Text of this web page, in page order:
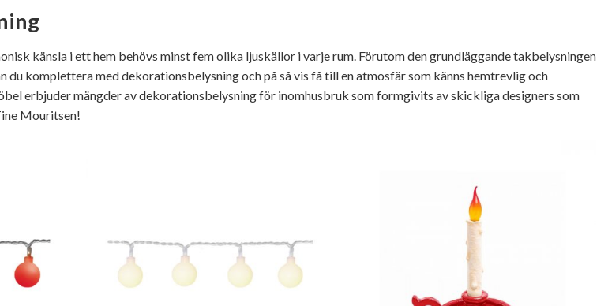
känsla i ett hem behövs minst fem olika ljuskällor i varje rum. Förutom den grundläggande takbelysningen
du komplettera med dekorationsbelysning och på så vis få till en atmosfär som känns hemtrevlig och
erbjuder mängder av dekorationsbelysning för inomhusbruk som formgivits av skickliga designers som
Mouritsen!